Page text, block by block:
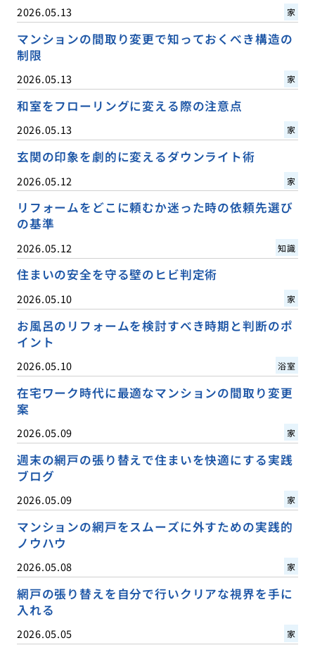
2026.05.13 家
マンションの間取り変更で知っておくべき構造の
制限
2026.05.13 家
和室をフローリングに変える際の注意点
2026.05.13 家
玄関の印象を劇的に変えるダウンライト術
2026.05.12 家
リフォームをどこに頼むか迷った時の依頼先選び
の基準
2026.05.12 知識
住まいの安全を守る壁のヒビ判定術
2026.05.10 家
お風呂のリフォームを検討すべき時期と判断のポ
イント
2026.05.10 浴室
在宅ワーク時代に最適なマンションの間取り変更
案
2026.05.09 家
週末の網戸の張り替えで住まいを快適にする実践
ブログ
2026.05.09 家
マンションの網戸をスムーズに外すための実践的
ノウハウ
2026.05.08 家
網戸の張り替えを自分で行いクリアな視界を手に
入れる
2026.05.05 家